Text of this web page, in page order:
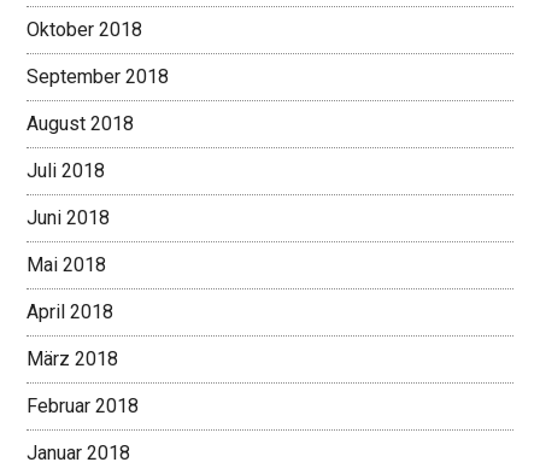
Oktober 2018
September 2018
August 2018
Juli 2018
Juni 2018
Mai 2018
April 2018
März 2018
Februar 2018
Januar 2018